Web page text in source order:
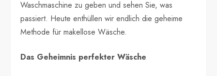
Waschmaschine zu geben und sehen Sie, was
passiert. Heute enthüllen wir endlich die geheime
Methode für makellose Wäsche.
Das Geheimnis perfekter Wäsche